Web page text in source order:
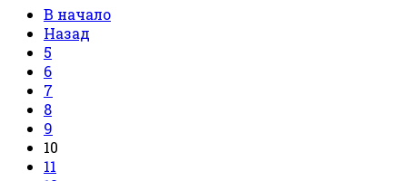
В начало
Назад
5
6
7
8
9
10
11